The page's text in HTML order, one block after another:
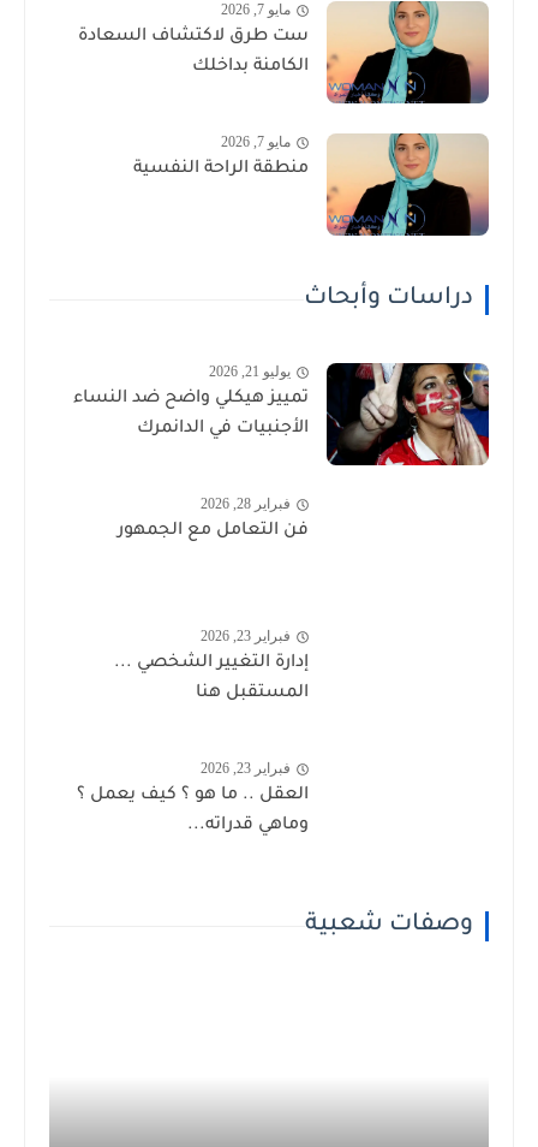
مايو 7, 2026
ست طرق لاكتشاف السعادة
الكامنة بداخلك
مايو 7, 2026
منطقة الراحة النفسية
دراسات وأبحاث
يوليو 21, 2026
تمييز هيكلي واضح ضد النساء
الأجنبيات في الدانمرك
فبراير 28, 2026
فن التعامل مع الجمهور
فبراير 23, 2026
إدارة التغيير الشخصي ...
المستقبل هنا
فبراير 23, 2026
العقل .. ما هو ؟ كيف يعمل ؟
وماهي قدراته...
وصفات شعبية